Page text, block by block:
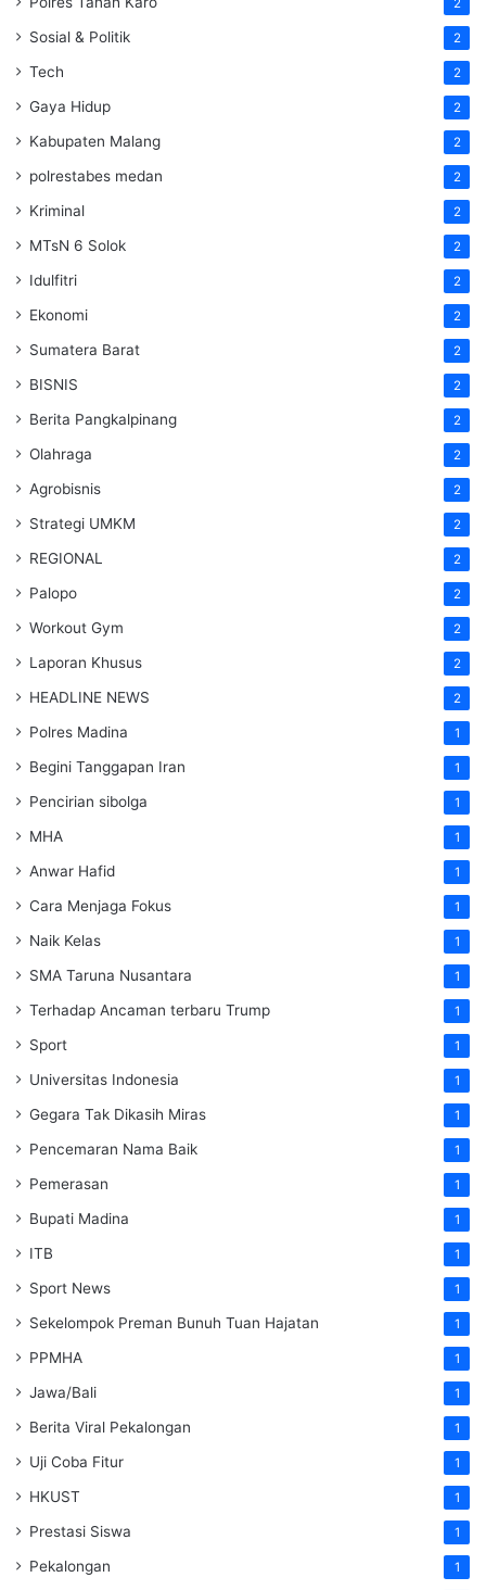
2
Sosial & Politik 2
Tech 2
Gaya Hidup 2
Kabupaten Malang 2
polrestabes medan 2
Kriminal 2
MTsN 6 Solok 2
Idulfitri 2
Ekonomi 2
Sumatera Barat 2
BISNIS 2
Berita Pangkalpinang 2
Olahraga 2
Agrobisnis 2
Strategi UMKM 2
REGIONAL 2
Palopo 2
Workout Gym 2
Laporan Khusus 2
HEADLINE NEWS 2
Polres Madina 1
Begini Tanggapan Iran 1
Pencirian sibolga 1
MHA 1
Anwar Hafid 1
Cara Menjaga Fokus 1
Naik Kelas 1
SMA Taruna Nusantara 1
Terhadap Ancaman terbaru Trump 1
Sport 1
Universitas Indonesia 1
Gegara Tak Dikasih Miras 1
Pencemaran Nama Baik 1
Pemerasan 1
Bupati Madina 1
ITB 1
Sport News 1
Sekelompok Preman Bunuh Tuan Hajatan 1
PPMHA 1
Jawa/Bali 1
Berita Viral Pekalongan 1
Uji Coba Fitur 1
HKUST 1
Prestasi Siswa 1
Pekalongan 1